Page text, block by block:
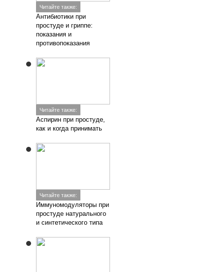
Читайте также:
Антибиотики при
простуде и гриппе:
показания и
противопоказания
Читайте также:
Аспирин при простуде,
как и когда принимать
Читайте также:
Иммуномодуляторы при
простуде натурального
и синтетического типа